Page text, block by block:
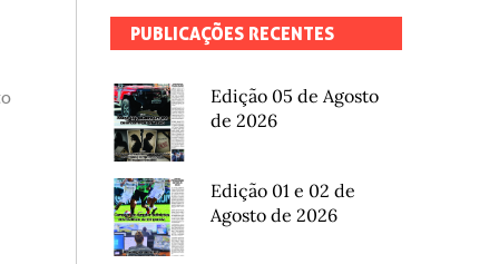
PUBLICAÇÕES RECENTES
Edição 05 de Agosto
de 2026
Edição 01 e 02 de
Agosto de 2026